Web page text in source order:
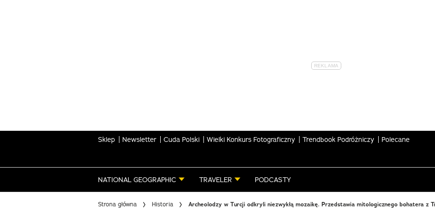
Sklep Newsletter Cuda Polski Wielki Konkurs Fotograficzny Trendbook Podróżniczy Polecane
NATIONAL GEOGRAPHIC TRAVELER PODCASTY
Strona główna Historia Archeolodzy w Turcji odkryli niezwykłą mozaikę. Przedstawia mitologicznego bohatera z